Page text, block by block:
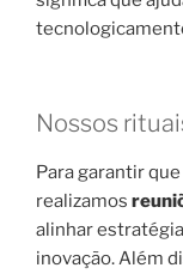
Nossos
Para garantir
realizamos
alinhar
inovação. Além